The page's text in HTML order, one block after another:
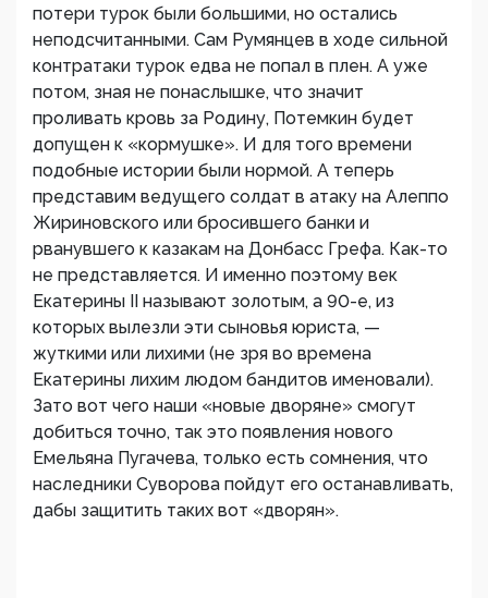
потери турок были большими, но остались
неподсчитанными. Сам Румянцев в ходе сильной
контратаки турок едва не попал в плен. А уже
потом, зная не понаслышке, что значит
проливать кровь за Родину, Потемкин будет
допущен к «кормушке». И для того времени
подобные истории были нормой. А теперь
представим ведущего солдат в атаку на Алеппо
Жириновского или бросившего банки и
рванувшего к казакам на Донбасс Грефа. Как-то
не представляется. И именно поэтому век
Екатерины II называют золотым, а 90-е, из
которых вылезли эти сыновья юриста, —
жуткими или лихими (не зря во времена
Екатерины лихим людом бандитов именовали).
Зато вот чего наши «новые дворяне» смогут
добиться точно, так это появления нового
Емельяна Пугачева, только есть сомнения, что
наследники Суворова пойдут его останавливать,
дабы защитить таких вот «дворян».